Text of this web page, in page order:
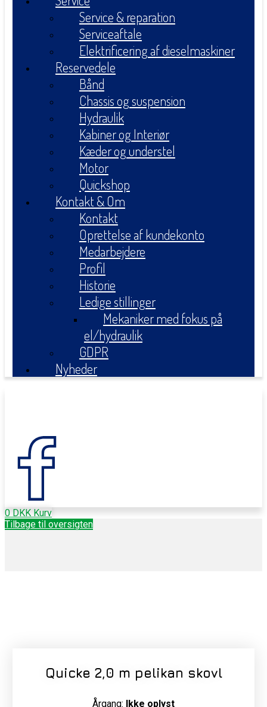
Service & reparation
Serviceaftale
Elektrificering af dieselmaskiner
Reservedele
Bånd
Chassis og suspension
Hydraulik
Kabiner og Interiør
Kæder og understel
Motor
Quickshop
Kontakt & Om
Kontakt
Oprettelse af kundekonto
Medarbejdere
Profil
Historie
Ledige stillinger
Mekaniker med fokus på
el/hydraulik
GDPR
Nyheder
0 DKK Kurv
Tilbage til oversigten
Quicke 2,0 m pelikan skovl
Årgang: Ikke oplyst